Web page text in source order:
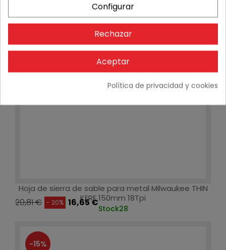
-20%
Hoja de sierra de sable para metal Milwaukee THIN
KERF 150mm 18Tpi
20,81 € - 20% 16,65 €
Stock28
-15%
Configurar
Rechazar
Aceptar
Política de privacidad y cookies